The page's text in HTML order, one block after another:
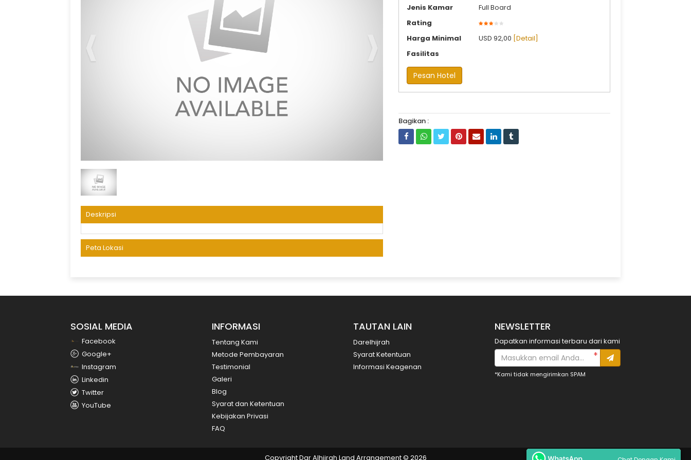
Dar Alhijrah Land Arrangement
Deskripsi
Peta Lokasi
Jenis Kamar
Full Board
Rating
Harga Minimal
USD 92,00 [Detail]
Fasilitas
Pesan Hotel
Bagikan :
SOSIAL MEDIA
Facebook
Google+
Instagram
Linkedin
Twitter
YouTube
INFORMASI
Tentang Kami
Metode Pembayaran
Testimonial
Galeri
Blog
Syarat dan Ketentuan
Kebijakan Privasi
FAQ
TAUTAN LAIN
Darelhijrah
Syarat Ketentuan
Informasi Keagenan
NEWSLETTER
Dapatkan informasi terbaru dari kami
*Kami tidak mengirimkan SPAM
Copyright Dar Alhijrah Land Arrangement © 2026